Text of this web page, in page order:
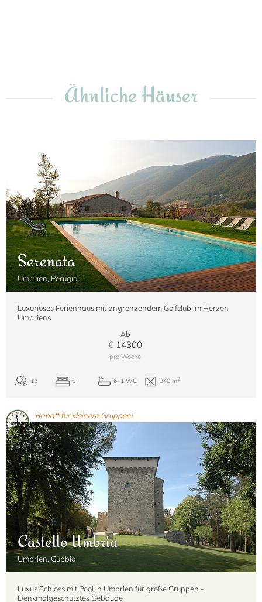
Ähnliche Häuser
Serenata
Umbrien, Perugia
Luxuriöses Ferienhaus mit angrenzendem Golfclub im Herzen
Umbriens
Ab
€ 14300
pro Woche
Rabatt für kleinere Gruppen!
Castello Umbria
Umbrien, Gubbio
Luxus Schloss mit Pool in Umbrien für große Gruppen -
Denkmalgeschütztes Gebäude